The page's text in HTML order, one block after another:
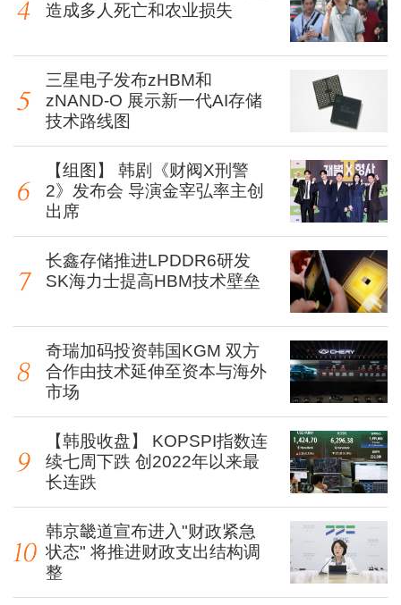
造成多人死亡和农业损失
三星电子发布zHBM和
zNAND-O 展示新一代AI存储
技术路线图
【组图】 韩剧《财阀X刑警
2》发布会 导演金宰弘率主创
出席
长鑫存储推进LPDDR6研发
SK海力士提高HBM技术壁垒
奇瑞加码投资韩国KGM 双方
合作由技术延伸至资本与海外
市场
【韩股收盘】 KOPSPI指数连
续七周下跌 创2022年以来最
长连跌
韩京畿道宣布进入"财政紧急
状态" 将推进财政支出结构调
整